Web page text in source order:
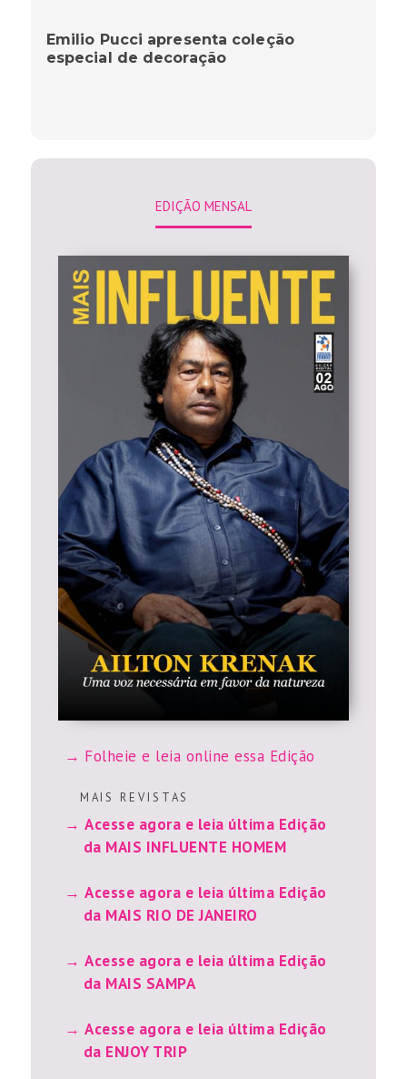
Emilio Pucci apresenta coleção
especial de decoração
EDIÇÃO MENSAL
Folheie e leia online essa Edição
M A I S R E V I S T A S
Acesse agora e leia última Edição
da MAIS INFLUENTE HOMEM
Acesse agora e leia última Edição
da MAIS RIO DE JANEIRO
Acesse agora e leia última Edição
da MAIS SAMPA
Acesse agora e leia última Edição
da ENJOY TRIP